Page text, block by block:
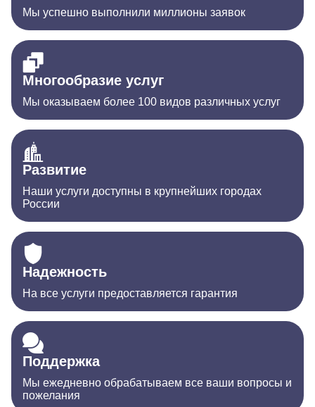
Мы успешно выполнили миллионы заявок
Многообразие услуг
Мы оказываем более 100 видов различных услуг
Развитие
Наши услуги доступны в крупнейших городах
России
Надежность
На все услуги предоставляется гарантия
Поддержка
Мы ежедневно обрабатываем все ваши вопросы и
пожелания